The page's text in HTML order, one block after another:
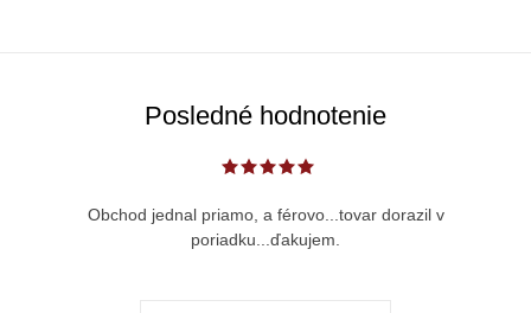
Posledné hodnotenie
Obchod jednal priamo, a férovo...tovar dorazil v
poriadku...ďakujem.